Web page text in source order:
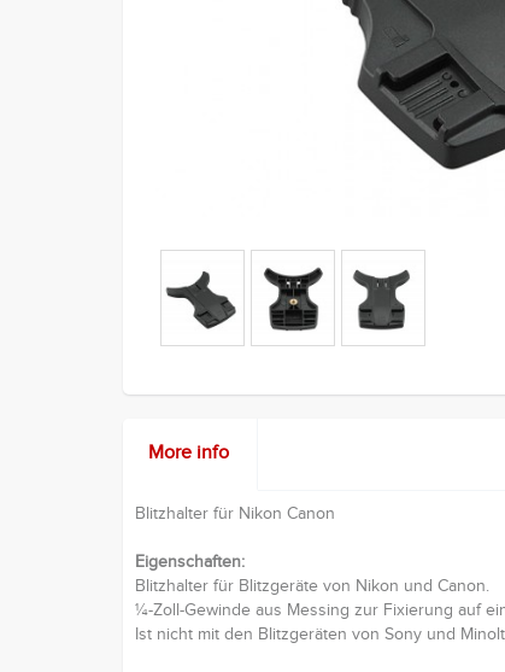
More info
Blitzhalter für Nikon Canon
Eigenschaften:
Blitzhalter für Blitzgeräte von Nikon und Canon.
¼-Zoll-Gewinde aus Messing zur Fixierung auf
Ist nicht mit den Blitzgeräten von Sony und